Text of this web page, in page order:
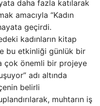
daha fazla katılarak
amacıyla “Kadın
geçirdi.
kadınların kitap
bu etkinliği günlük bir
çok önemli bir projeye
adı altında
belirli
muhtarın iş